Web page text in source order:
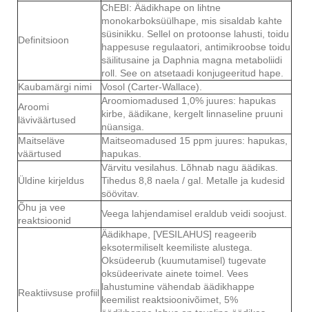
Definitsioon
ChEBI: Äädikhape on lihtne
monokarboksüülhape, mis sisaldab kahte
süsinikku. Sellel on protoonse lahusti, toidu
happesuse regulaatori, antimikroobse toidu
säilitusaine ja Daphnia magna metaboliidi
roll. See on atsetaadi konjugeeritud hape.
Kaubamärgi nimi
Vosol (Carter-Wallace).
Aroomi
läviväärtused
Aroomiomadused 1,0% juures: hapukas
kirbe, äädikane, kergelt linnaseline pruuni
nüansiga.
Maitseläve
väärtused
Maitseomadused 15 ppm juures: hapukas,
hapukas.
Üldine kirjeldus
Värvitu vesilahus. Lõhnab nagu äädikas.
Tihedus 8,8 naela / gal. Metalle ja kudesid
söövitav.
Õhu ja vee
reaktsioonid
Veega lahjendamisel eraldub veidi soojust.
Reaktiivsuse profiil
Äädikhape, [VESILAHUS] reageerib
eksotermiliselt keemiliste alustega.
Oksüdeerub (kuumutamisel) tugevate
oksüdeerivate ainete toimel. Vees
lahustumine vähendab äädikhappe
keemilist reaktsioonivõimet, 5%